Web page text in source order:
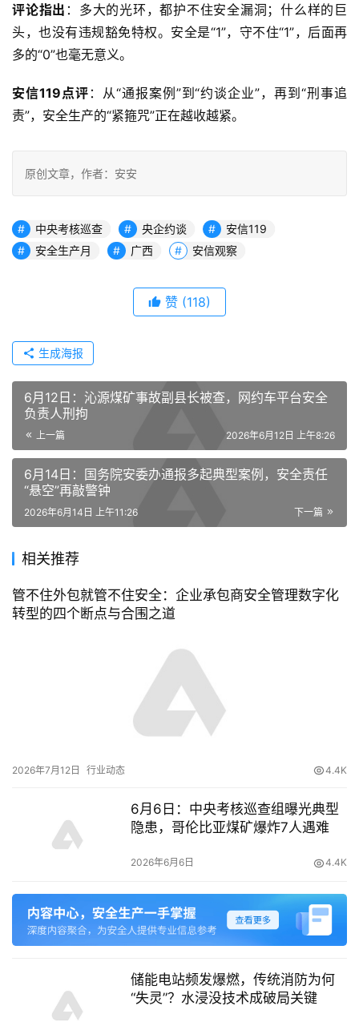
评论指出 ：多大的光环，都护不住安全漏洞；什么样的巨
头，也没有违规豁免特权。安全是“1”，守不住“1”，后面再
多的“0”也毫无意义。
安信119点评 ：从“通报案例”到“约谈企业”，再到“刑事追
责”，安全生产的“紧箍咒”正在越收越紧。
原创文章，作者：安安
中央考核巡查 央企约谈
安信119
安全生产月
广西 安信观察
赞 (118)
生成海报
6月12日：沁源煤矿事故副县长被查，网约车平台安全
负责人刑拘
上一篇 2026年6月12日 上午8:26
6月14日：国务院安委办通报多起典型案例，安全责任
“悬空”再敲警钟
下一篇
2026年6月14日 上午11:26
相关推荐
管不住外包就管不住安全：企业承包商安全管理数字化
转型的四个断点与合围之道
2026年7月12日 行业动态 4.4K
6月6日：中央考核巡查组曝光典型
隐患，哥伦比亚煤矿爆炸7人遇难
2026年6月6日 4.4K
储能电站频发爆燃，传统消防为何
“失灵”？水浸没技术成破局关键